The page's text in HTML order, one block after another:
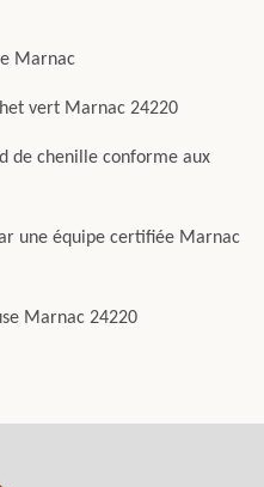
Marnac
vert Marnac 24220
de chenille conforme aux
une équipe certifiée Marnac
Marnac 24220